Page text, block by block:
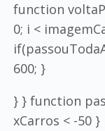
function
0; i <
600; }
} } function
xCarros < -50 }